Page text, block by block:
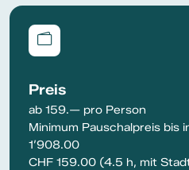
Preis
ab 159.— pro Person
Minimum Pauschalpreis bis
1’908.00
CHF 159.00 (4.5 h, mit